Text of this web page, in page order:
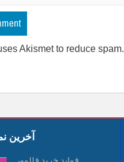
Akismet to reduce spam.
آخرین